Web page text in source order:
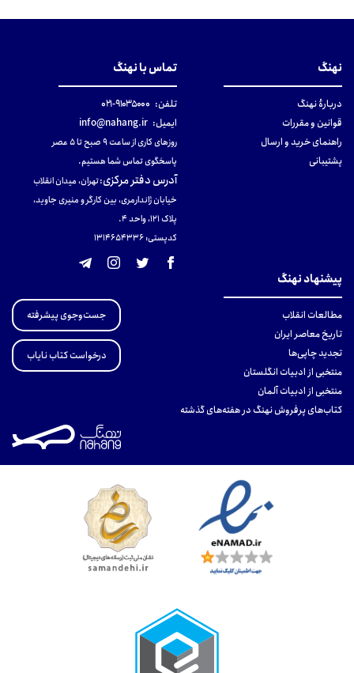
نهنگ
دربارهٔ نهنگ
قوانین و مقررات
راهنمای خرید و ارسال
پشتیبانی
تماس با نهنگ
تلفن: ۹۱۰۳۵۰۰۰-۰۲۱
ایمیل: info@nahang.ir
روزهای کاری از ساعت ۹ صبح تا ۵ عصر
پاسخگوی تماس شما هستیم.
آدرس دفتر مرکزی:تهران، میدان انقلاب
خیابان ژاندارمری، بین کارگر و منیری جاوید،
پلاک 121، واحد ۴.
کدپستی: 131465433۶
پیشنهاد نهنگ
مطالعات انقلاب
تاریخ معاصر ایران
تجدید چاپی‌ها
منتخبی از ادبیات انگلستان
منتخبی از ادبیات آلمان
کتاب‌های پرفروش نهنگ در هفته‌های گذشته
جست‌وجوی پیشرفته
درخواست کتاب نایاب